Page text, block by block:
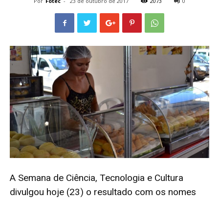
A Semana de Ciência, Tecnologia e Cultura
divulgou hoje (23) o resultado com os nomes